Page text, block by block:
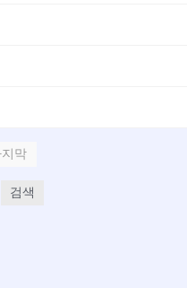
지막
검색